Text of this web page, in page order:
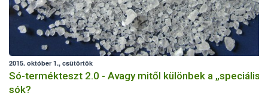
2015. október 1., csütörtök
Só-termékteszt 2.0 - Avagy mitől különbek a „speciális”
sók?